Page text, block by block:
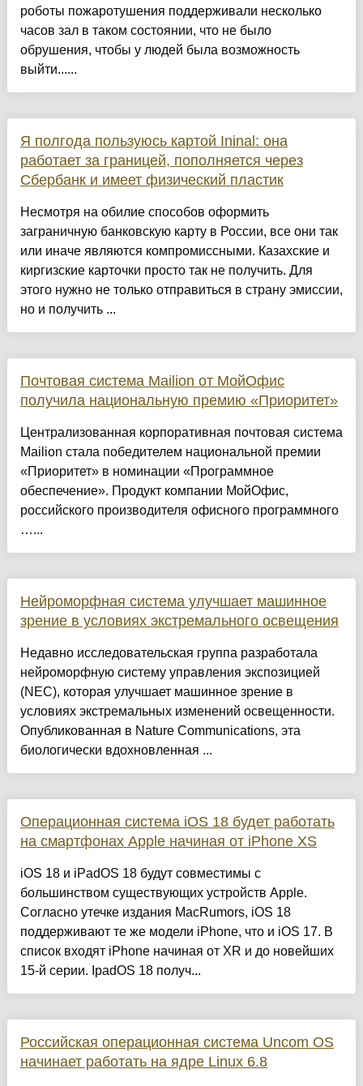
роботы пожаротушения поддерживали несколько
часов зал в таком состоянии, что не было
обрушения, чтобы у людей была возможность
выйти......
Я полгода пользуюсь картой Ininal: она
работает за границей, пополняется через
Сбербанк и имеет физический пластик
Несмотря на обилие способов оформить
заграничную банковскую карту в России, все они так
или иначе являются компромиссными. Казахские и
киргизские карточки просто так не получить. Для
этого нужно не только отправиться в страну эмиссии,
но и получить ...
Почтовая система Mailion от МойОфис
получила национальную премию «Приоритет»
Централизованная корпоративная почтовая система
Mailion стала победителем национальной премии
«Приоритет» в номинации «Программное
обеспечение». Продукт компании МойОфис,
российского производителя офисного программного
…...
Нейроморфная система улучшает машинное
зрение в условиях экстремального освещения
Недавно исследовательская группа разработала
нейроморфную систему управления экспозицией
(NEC), которая улучшает машинное зрение в
условиях экстремальных изменений освещенности.
Опубликованная в Nature Communications, эта
биологически вдохновленная ...
Операционная система iOS 18 будет работать
на смартфонах Apple начиная от iPhone XS
iOS 18 и iPadOS 18 будут совместимы с
большинством существующих устройств Apple.
Согласно утечке издания MacRumors, iOS 18
поддерживают те же модели iPhone, что и iOS 17. В
список входят iPhone начиная от XR и до новейших
15-й серии. IpadOS 18 получ...
Российская операционная система Uncom OS
начинает работать на ядре Linux 6.8